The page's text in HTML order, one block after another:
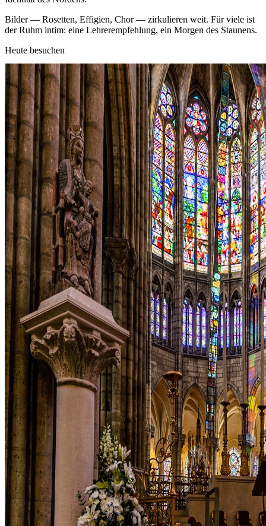
Bilder — Rosetten, Effigien, Chor — zirkulieren weit. Für viele ist
der Ruhm intim: eine Lehrerempfehlung, ein Morgen des Staunens.
Heute besuchen